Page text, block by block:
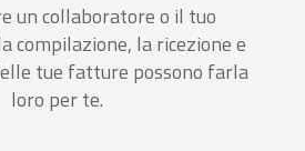
un collaboratore o il tuo
compilazione, la ricezione e
tue fatture possono farla
loro per te.